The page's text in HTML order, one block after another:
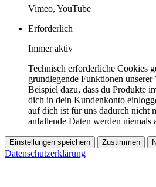
Vimeo, YouTube
Erforderlich
Immer aktiv
Technisch erforderliche Cookies
grundlegende Funktionen unserer
Beispiel dazu, dass du Produkte
dich in dein Kundenkonto
auf dich ist für uns dadurch nicht
anfallende Daten werden niemals
Einstellungen speichern Zustimmen
Datenschutzerklärung